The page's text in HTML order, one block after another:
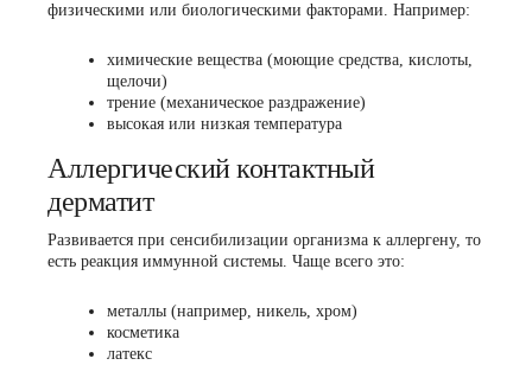
физическими или биологическими факторами. Например:
химические вещества (моющие средства, кислоты,
щелочи)
трение (механическое раздражение)
высокая или низкая температура
Аллергический контактный
дерматит
Развивается при сенсибилизации организма к аллергену, то
есть реакция иммунной системы. Чаще всего это:
металлы (например, никель, хром)
косметика
латекс